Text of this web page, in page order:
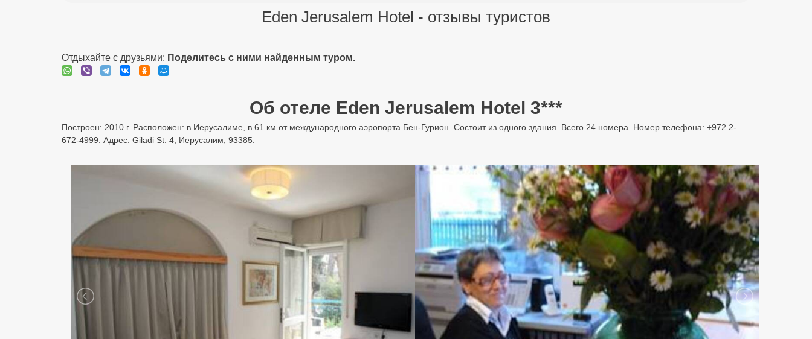
Eden Jerusalem Hotel - отзывы туристов
Отдыхайте с друзьями: Поделитесь с ними найденным туром.
Об отеле Eden Jerusalem Hotel 3***
Построен: 2010 г. Расположен: в Иерусалиме, в 61 км от международного аэропорта Бен-Гурион. Состоит из одного здания. Всего 24 номера. Номер телефона: +972 2-
672-4999. Адрес: Giladi St. 4, Иерусалим, 93385.